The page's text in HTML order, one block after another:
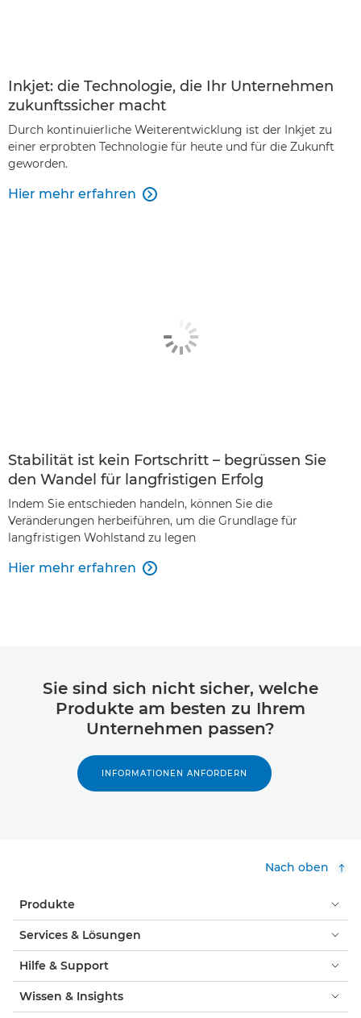
Inkjet: die Technologie, die Ihr Unternehmen
zukunftssicher macht
Durch kontinuierliche Weiterentwicklung ist der Inkjet zu
einer erprobten Technologie für heute und für die Zukunft
geworden.
Hier mehr erfahren 
Stabilität ist kein Fortschritt – begrüssen Sie
den Wandel für langfristigen Erfolg
Indem Sie entschieden handeln, können Sie die
Veränderungen herbeiführen, um die Grundlage für
langfristigen Wohlstand zu legen
Hier mehr erfahren 
Sie sind sich nicht sicher, welche
Produkte am besten zu Ihrem
Unternehmen passen?
INFORMATIONEN ANFORDERN
Nach oben
Produkte
Services & Lösungen
Hilfe & Support
Wissen & Insights